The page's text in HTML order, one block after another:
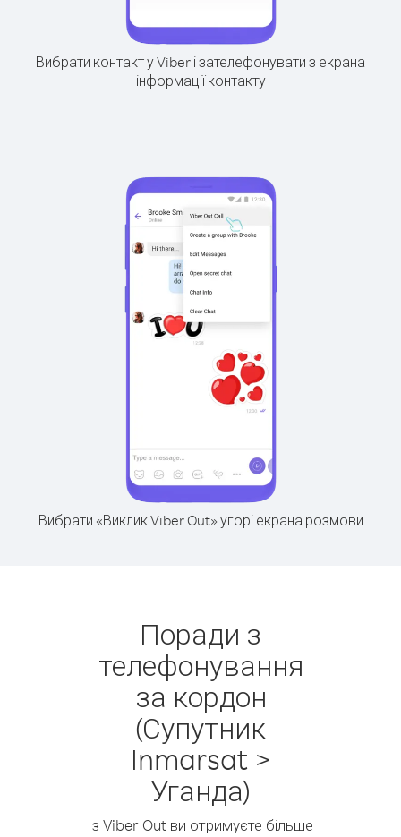
Вибрати контакт у Viber і зателефонувати з екрана
інформації контакту
Вибрати «Виклик Viber Out» угорі екрана розмови
Поради з
телефонування
за кордон
(Супутник
Inmarsat >
Уганда)
Із Viber Out ви отримуєте більше